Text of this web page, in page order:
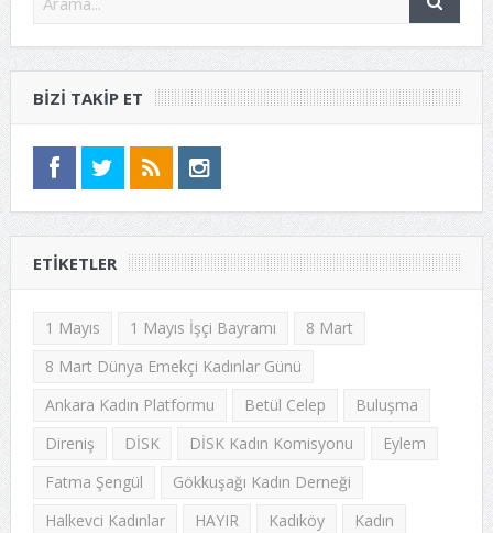
BIZI TAKIP ET
ETIKETLER
1 Mayıs 1 Mayıs İşçi Bayramı
8 Mart
8 Mart Dünya Emekçi Kadınlar Günü
Ankara Kadın Platformu
Betül Celep
Buluşma
Direniş
DİSK DİSK Kadın Komisyonu
Eylem
Fatma Şengül
Gökkuşağı Kadın Derneği
Halkevci Kadınlar
HAYIR Kadıköy
Kadın